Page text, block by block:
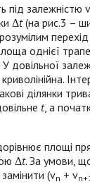
під залежністю
Δt(на рис.3 –
однієї
У довільної
ділянки
t, а
площі
Δt. За умови,
(vn + vn+1